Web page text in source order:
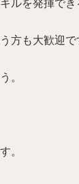
方も大歓迎で
。
。